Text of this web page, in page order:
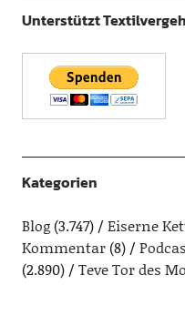
Unterstützt
Kategorien
Blog(3.747) Eiserne
Kommentar(8)
(2.890)
Teve Tor des